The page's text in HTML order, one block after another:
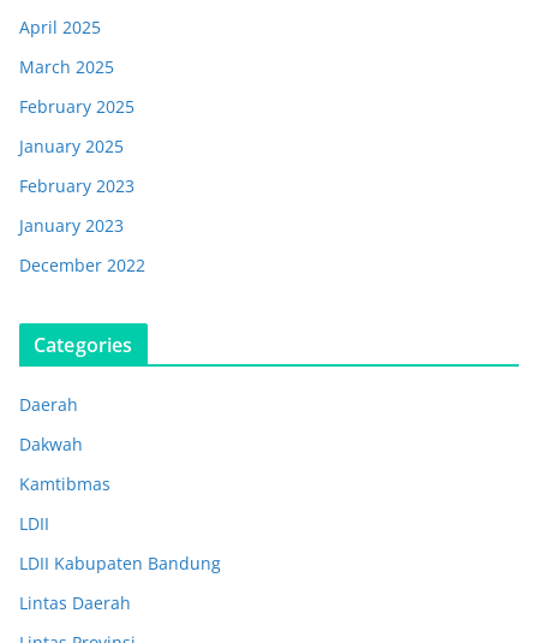
April 2025
March 2025
February 2025
January 2025
February 2023
January 2023
December 2022
Categories
Daerah
Dakwah
Kamtibmas
LDII
LDII Kabupaten Bandung
Lintas Daerah